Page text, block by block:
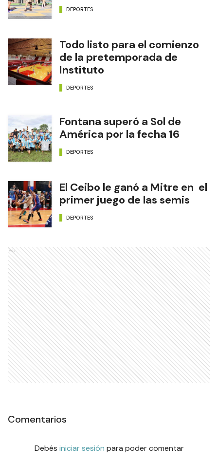
DEPORTES
Todo listo para el comienzo
de la pretemporada de
Instituto
DEPORTES
Fontana superó a Sol de
América por la fecha 16
DEPORTES
El Ceibo le ganó a Mitre en el
primer juego de las semis
DEPORTES
Ads
Comentarios
Debés iniciar sesión para poder comentar